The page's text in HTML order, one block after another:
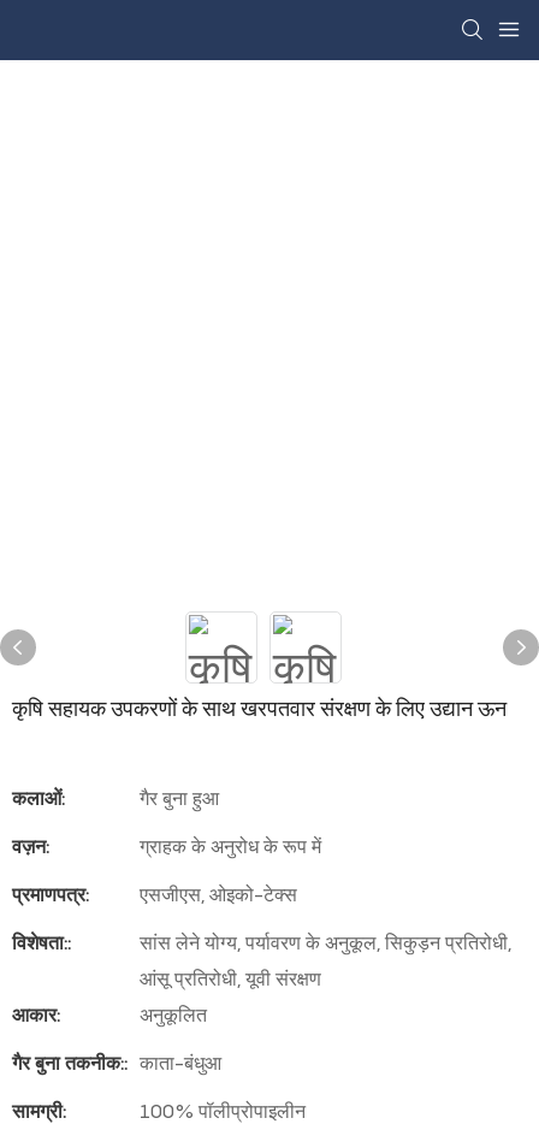
कृषि सहायक उपकरणों के साथ खरपतवार संरक्षण के लिए उद्यान ऊन
कलाओं:
गैर बुना हुआ
वज़न:
ग्राहक के अनुरोध के रूप में
प्रमाणपत्र:
एसजीएस, ओइको-टेक्स
विशेषता::
सांस लेने योग्य, पर्यावरण के अनुकूल, सिकुड़न प्रतिरोधी,
आंसू प्रतिरोधी, यूवी संरक्षण
आकार:
अनुकूलित
गैर बुना तकनीक:: काता-बंधुआ
सामग्री:
100% पॉलीप्रोपाइलीन